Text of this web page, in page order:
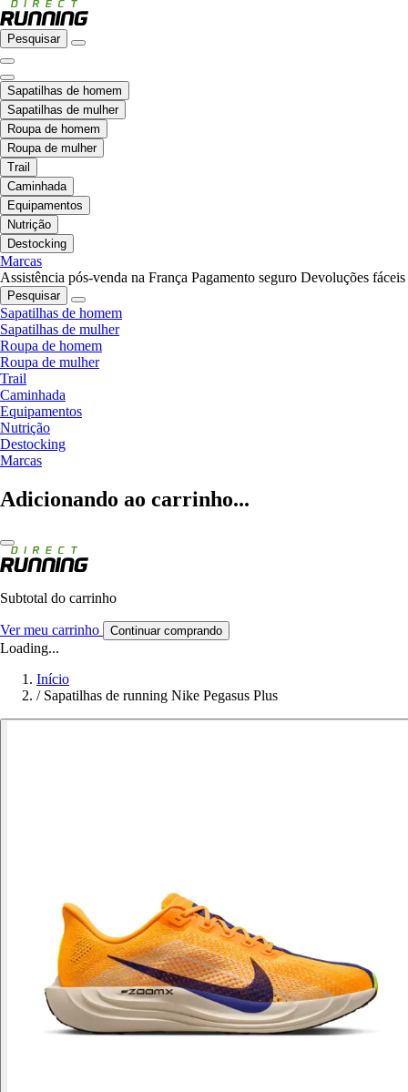
Pesquisar
Sapatilhas de homem
Sapatilhas de mulher
Roupa de homem
Roupa de mulher
Trail
Caminhada
Equipamentos
Nutrição
Destocking
Marcas
Assistência pós-venda na França Pagamento seguro Devoluções fáceis
Pesquisar
Sapatilhas de homem
Sapatilhas de mulher
Roupa de homem
Roupa de mulher
Trail
Caminhada
Equipamentos
Nutrição
Destocking
Marcas
Adicionando ao carrinho...
Subtotal do carrinho
Ver meu carrinho Continuar comprando
Loading...
Início
/ Sapatilhas de running Nike Pegasus Plus